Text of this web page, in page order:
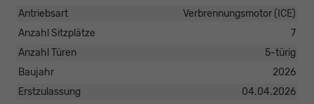
Antriebsart
Verbrennungsmotor (ICE)
Anzahl Sitzplätze
7
Anzahl Türen
5-türig
Baujahr
2026
Erstzulassung
04.04.2026